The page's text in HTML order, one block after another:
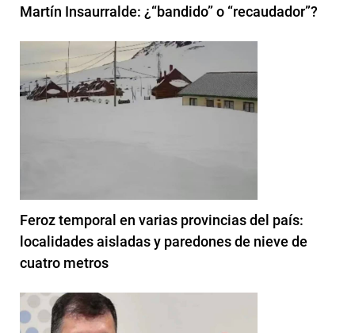
Martín Insaurralde: ¿“bandido” o “recaudador”?
Feroz temporal en varias provincias del país:
localidades aisladas y paredones de nieve de
cuatro metros